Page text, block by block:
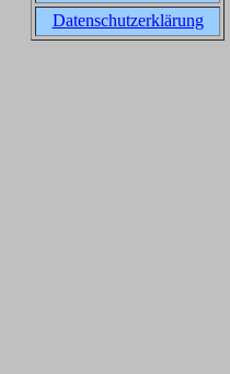
Datenschutzerklärung